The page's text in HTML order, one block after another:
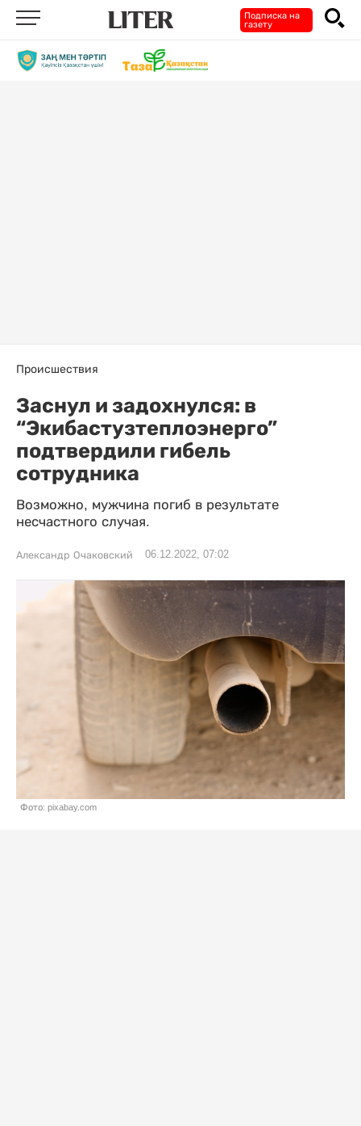
Подписка на
газету
Происшествия
Заснул и задохнулся: в
“Экибастузтеплоэнерго”
подтвердили гибель
сотрудника
Возможно, мужчина погиб в результате
несчастного случая.
Александр Очаковский 06.12.2022, 07:02
Фото: pixabay.com